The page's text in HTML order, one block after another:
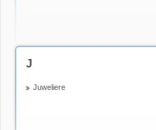
J
Juweliere